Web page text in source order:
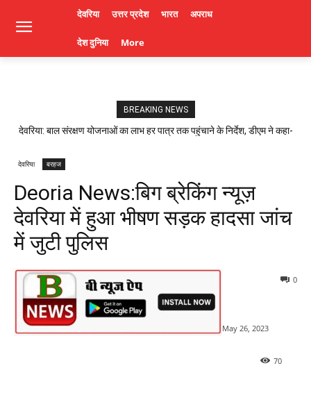
देवरिया उत्तर प्रदेश भारत अपराध
देश दुनिया More
BREAKING NEWS
देवरिया: बाल संरक्षण योजनाओं का लाभ हर पात्र तक पहुंचाने के निर्देश, डीएम ने कहा-
देवरिया बरहज
Deoria News:बिग ब्रेकिंग न्यूज़
देवरिया में हुआ भीषण सड़क हादसा जांच
में जुटी पुलिस
May 26, 2023
0
70